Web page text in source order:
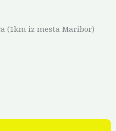
(1km iz mesta Maribor)